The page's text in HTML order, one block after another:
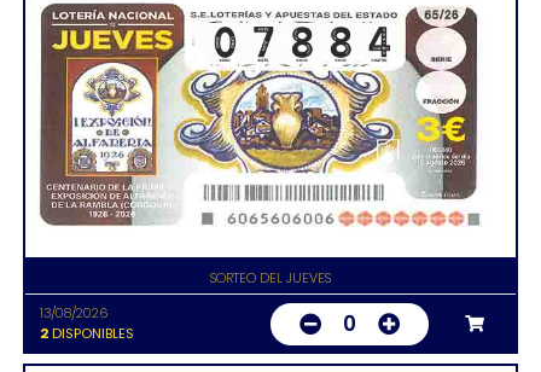
SORTEO DEL JUEVES
13/08/2026
2DISPONIBLES 0